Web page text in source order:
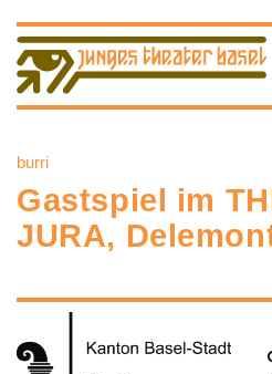
burri
Gastspiel im
JURA,